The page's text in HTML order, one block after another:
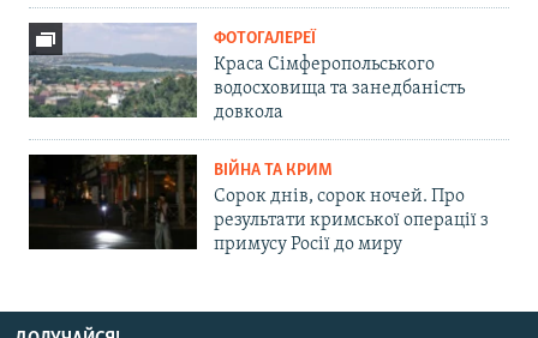
ФОТОГАЛЕРЕЇ
Краса Сімферопольського
водосховища та занедбаність
довкола
ВІЙНА ТА КРИМ
Сорок днів, сорок ночей. Про
результати кримської операції з
примусу Росії до миру